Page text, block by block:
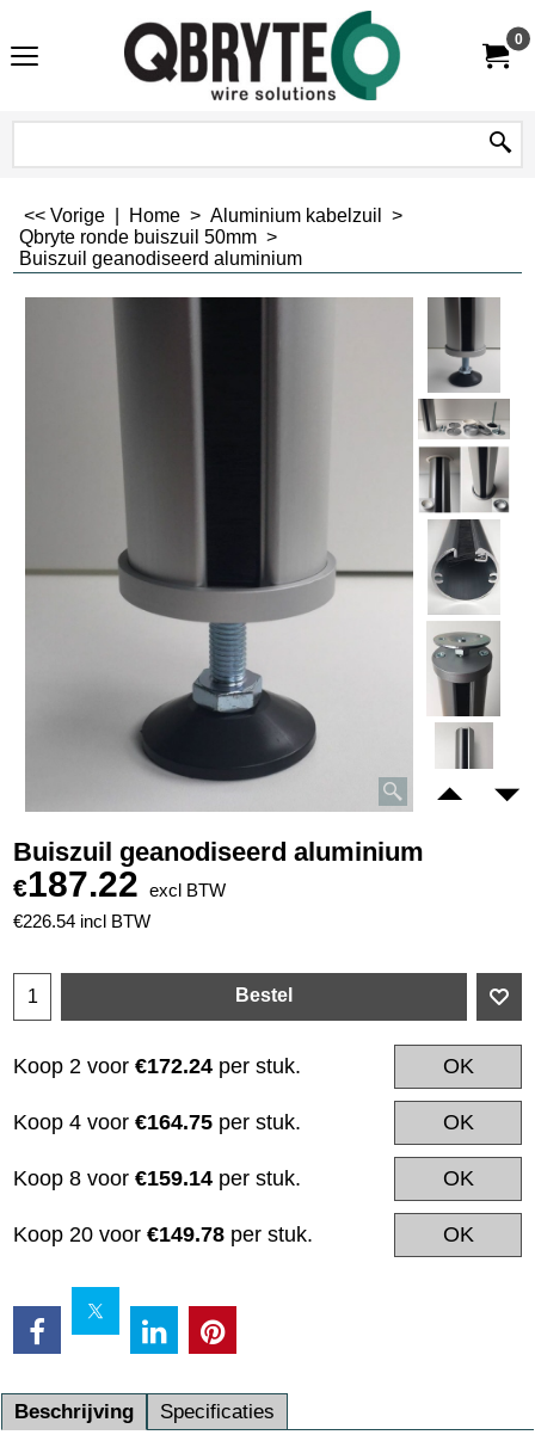
0
<< Vorige Home > Aluminium kabelzuil
>
Qbryte ronde buiszuil 50mm >
Buiszuil geanodiseerd aluminium
Buiszuil geanodiseerd aluminium
€187.22
excl BTW
€226.54 incl BTW
Bestel
Koop 2 voor €172.24 per stuk. OK
Koop 4 voor €164.75 per stuk. OK
Koop 8 voor €159.14 per stuk. OK
Koop 20 voor €149.78 per stuk. OK
Beschrijving Specificaties